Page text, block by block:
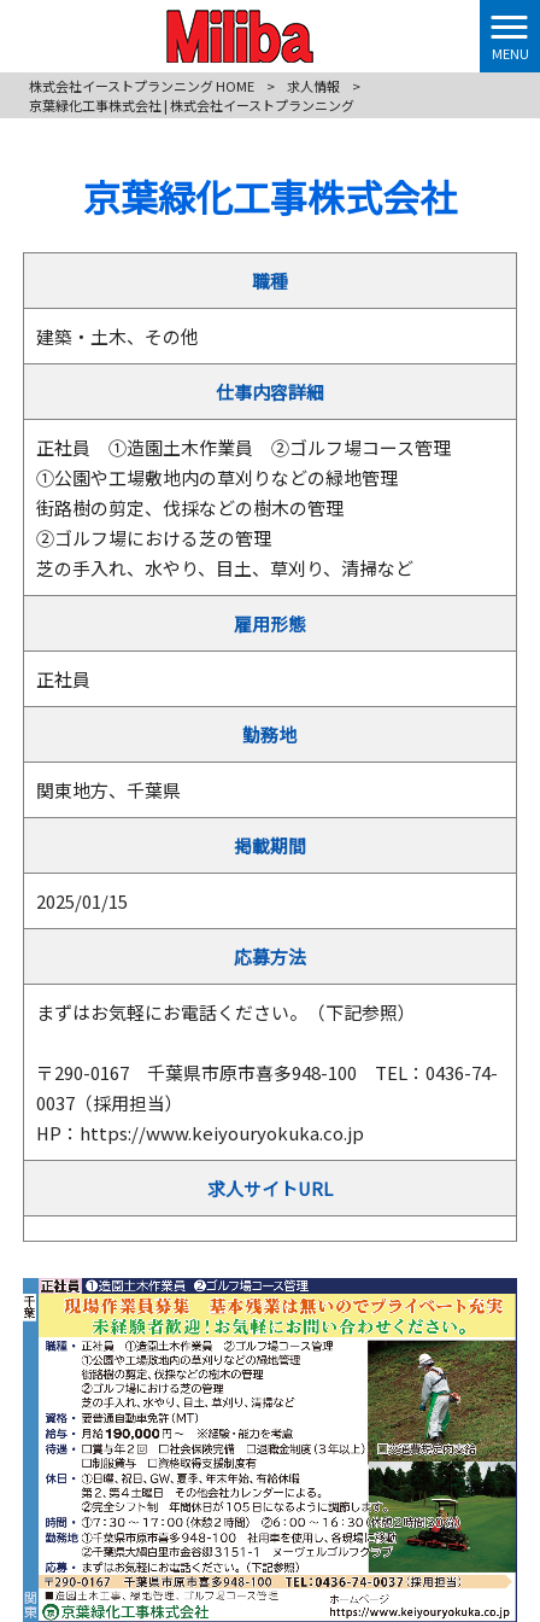
MENU
株式会社イーストプランニング HOME
> 求人情報
>
京葉緑化工事株式会社 | 株式会社イーストプランニング
京葉緑化工事株式会社
職種
建築・土木、その他
仕事内容詳細
正社員 ①造園土木作業員 ②ゴルフ場コース管理
①公園や工場敷地内の草刈りなどの緑地管理
街路樹の剪定、伐採などの樹木の管理
②ゴルフ場における芝の管理
芝の手入れ、水やり、目土、草刈り、清掃など
雇用形態
正社員
勤務地
関東地方、千葉県
掲載期間
2025/01/15
応募方法
まずはお気軽にお電話ください。（下記参照）
〒290-0167 千葉県市原市喜多948-100 TEL：0436-74-
0037（採用担当）
HP：https://www.keiyouryokuka.co.jp
求人サイトURL